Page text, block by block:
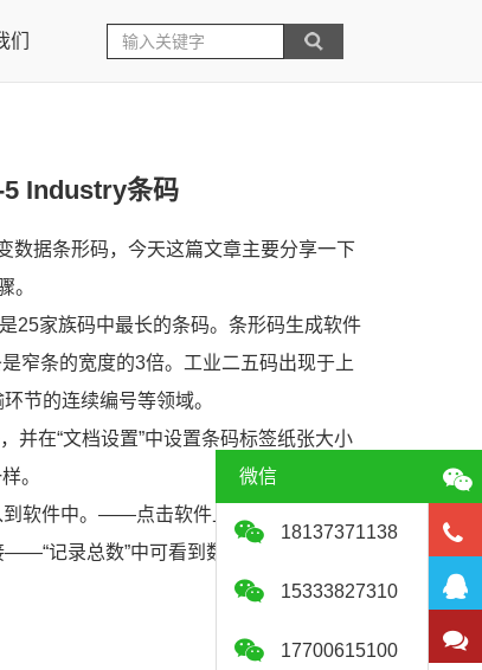
们
5 Industry条码
数据条形码，今天这篇文章主要分享一下
。
25家族码中最长的条码。条形码生成软件
窄条的宽度的3倍。工业二五码出现于上
节的连续编号等领域。
并在“文档设置”中设置条码标签纸张大小
。
软件中。——点击软件上方数据库设置
记录总数”中可看到数据库导入的数据
微信
18137371138
15333827310
17700615100